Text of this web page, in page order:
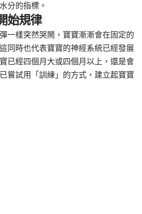
分的指標。
始規律
一樣突然哭鬧，寶寶漸漸會在固定的
同時也代表寶寶的神經系統已經發展
已經四個月大或四個月以上，還是會
嘗試用「訓練」的方式，建立起寶寶